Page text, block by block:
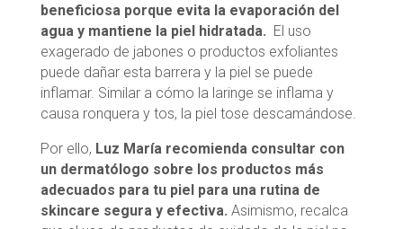
beneficiosa porque evita la evaporación del
agua y mantiene la piel hidratada. El uso
exagerado de jabones o productos exfoliantes
puede dañar esta barrera y la piel se puede
inflamar. Similar a cómo la laringe se inflama y
causa ronquera y tos, la piel tose descamándose.
Por ello, Luz María recomienda consultar con
un dermatólogo sobre los productos más
adecuados para tu piel para una rutina de
skincare segura y efectiva. Asimismo, recalca